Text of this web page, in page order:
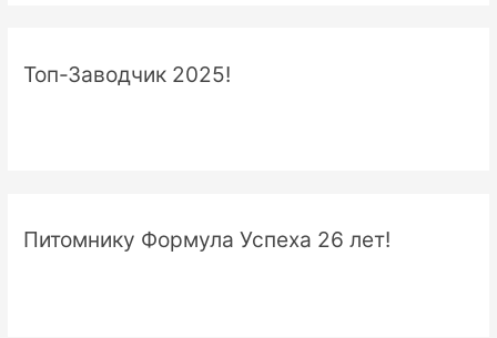
Топ-Заводчик 2025!
Питомнику Формула Успеха 26 лет!